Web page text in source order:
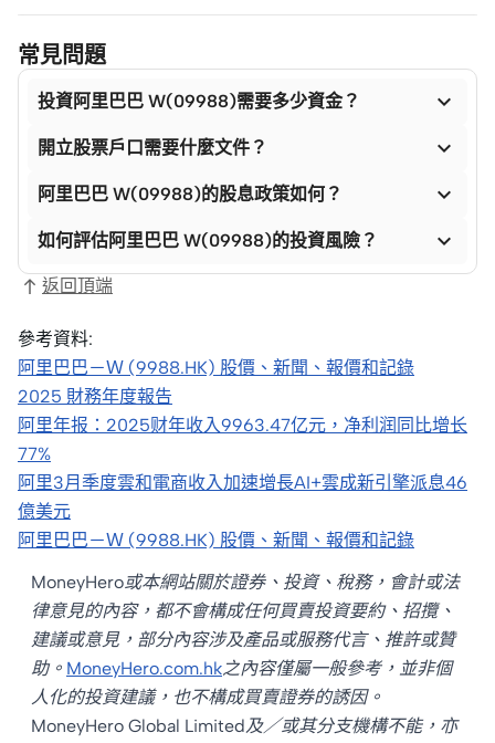
常見問題
投資阿里巴巴 W(09988)需要多少資金？ 
開立股票戶口需要什麼文件？ 
阿里巴巴 W(09988)的股息政策如何？ 
如何評估阿里巴巴 W(09988)的投資風險？ 
返回頂端
參考資料:
阿里巴巴－Ｗ (9988.HK) 股價、新聞、報價和記錄
2025 財務年度報告
阿里年报：2025财年收入9963.47亿元，净利润同比增长
77%
阿里3月季度雲和電商收入加速增長AI+雲成新引擎派息46
億美元
阿里巴巴－Ｗ (9988.HK) 股價、新聞、報價和記錄
MoneyHero或本網站關於證券、投資、稅務，會計或法
律意見的內容，都不會構成任何買賣投資要約、招攬、
建議或意見，部分內容涉及產品或服務代言、推許或贊
助。 MoneyHero.com.hk之內容僅屬一般參考，並非個
人化的投資建議，也不構成買賣證券的誘因。
MoneyHero Global Limited及／或其分支機構不能，亦